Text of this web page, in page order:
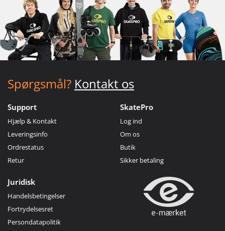
Spørgsmål? Kontakt os
Support
Hjælp & Kontakt
Leveringsinfo
Ordrestatus
Retur
SkatePro
Log ind
Om os
Butik
Sikker betaling
Juridisk
Handelsbetingelser
Fortrydelsesret
Persondatapolitik